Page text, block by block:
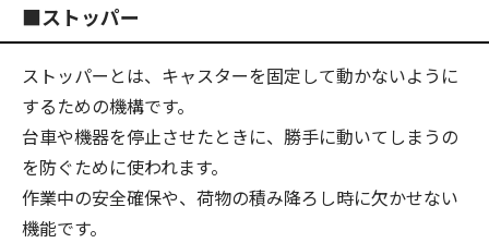
■ストッパー
ストッパーとは、キャスターを固定して動かないように
するための機構です。
台車や機器を停止させたときに、勝手に動いてしまうの
を防ぐために使われます。
作業中の安全確保や、荷物の積み降ろし時に欠かせない
機能です。